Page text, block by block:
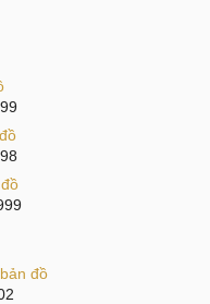
bộ máy như sau:
lưng và màn hình đồng
không được có hiện
dọc các cạnh máy và
cổng sạc, loa ngoài,...
âm loa và cổng sạc
đồ